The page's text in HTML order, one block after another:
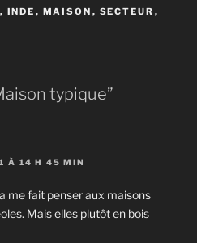
, INDE , MAISON , SECTEUR ,
typique”
À 14 H 45 MIN
me fait penser aux maisons
Mais elles plutôt en bois